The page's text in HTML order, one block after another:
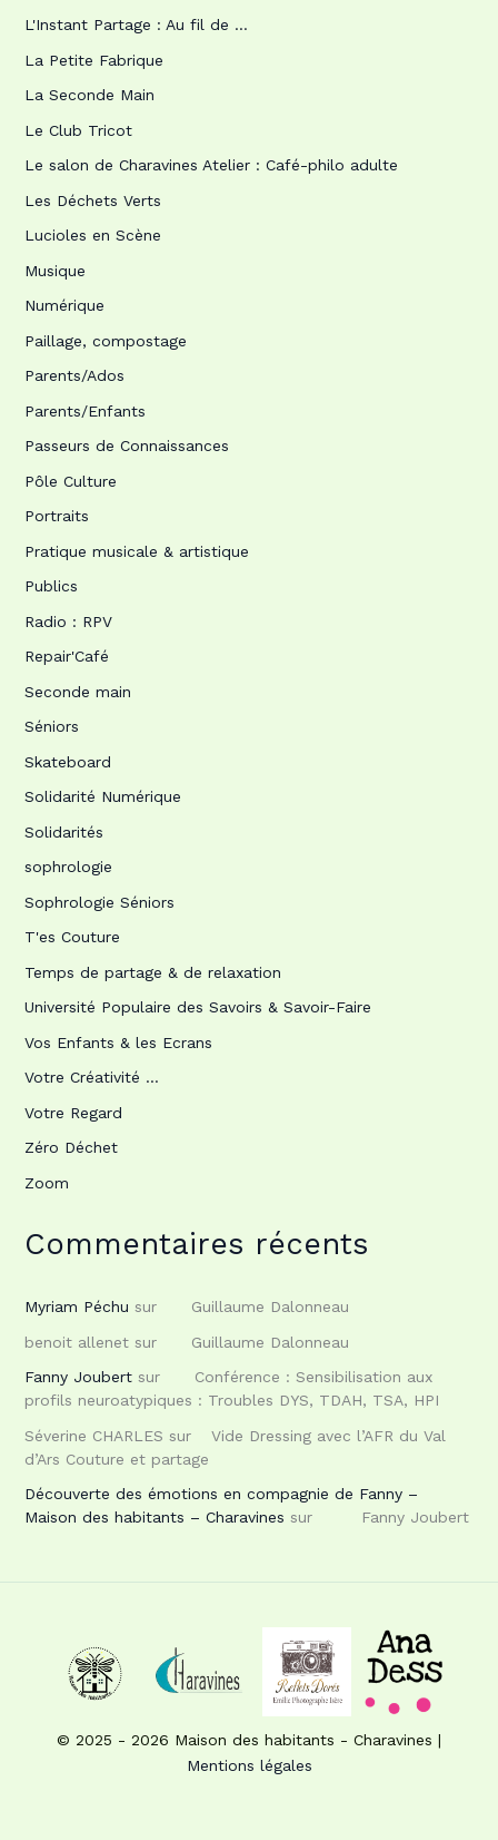
L'Instant Partage : Au fil de …
La Petite Fabrique
La Seconde Main
Le Club Tricot
Le salon de Charavines Atelier : Café-philo adulte
Les Déchets Verts
Lucioles en Scène
Musique
Numérique
Paillage, compostage
Parents/Ados
Parents/Enfants
Passeurs de Connaissances
Pôle Culture
Portraits
Pratique musicale & artistique
Publics
Radio : RPV
Repair'Café
Seconde main
Séniors
Skateboard
Solidarité Numérique
Solidarités
sophrologie
Sophrologie Séniors
T'es Couture
Temps de partage & de relaxation
Université Populaire des Savoirs & Savoir-Faire
Vos Enfants & les Ecrans
Votre Créativité …
Votre Regard
Zéro Déchet
Zoom
Commentaires récents
Myriam Péchu sur
Guillaume Dalonneau
benoit allenetsur
Guillaume Dalonneau
Fanny Joubertsur
Conférence : Sensibilisation aux
profils neuroatypiques : Troubles DYS, TDAH, TSA, HPI
Séverine CHARLES sur
Vide Dressing avec l’AFR du Val
d’Ars Couture et partage
Découverte des émotions en compagnie de Fanny –
Maison des habitants – Charavines sur Fanny Joubert
© 2025 - 2026 Maison des habitants - Charavines |
Mentions légales